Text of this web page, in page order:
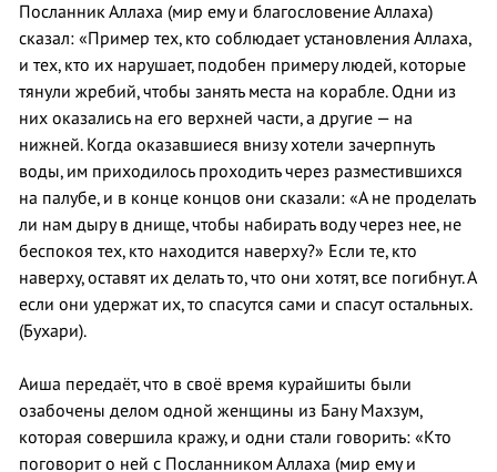
Посланник Аллаха (мир ему и благословение Аллаха)
сказал: «Пример тех, кто соблюдает установления Аллаха,
и тех, кто их нарушает, подобен примеру людей, которые
тянули жребий, чтобы занять места на корабле. Одни из
них оказались на его верхней части, а другие — на
нижней. Когда оказавшиеся внизу хотели зачерпнуть
воды, им приходилось проходить через разместившихся
на палубе, и в конце концов они сказали: «А не проделать
ли нам дыру в днище, чтобы набирать воду через нее, не
беспокоя тех, кто находится наверху?» Если те, кто
наверху, оставят их делать то, что они хотят, все погибнут. А
если они удержат их, то спасутся сами и спасут остальных.
(Бухари).
Аиша передаёт, что в своё время курайшиты были
озабочены делом одной женщины из Бану Махзум,
которая совершила кражу, и одни стали говорить: «Кто
поговорит о ней с Посланником Аллаха (мир ему и